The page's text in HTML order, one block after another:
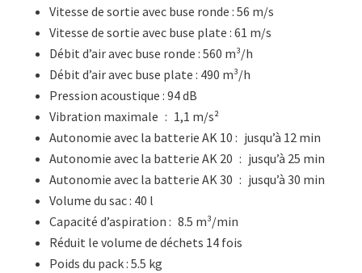
Vitesse de sortie avec buse ronde : 56 m/s
Vitesse de sortie avec buse plate : 61 m/s
Débit d’air avec buse ronde : 560 m³/h
Débit d’air avec buse plate : 490 m³/h
Pression acoustique : 94 dB
Vibration maximale : 1,1 m/s²
Autonomie avec la batterie AK 10 : jusqu’à 12 min
Autonomie avec la batterie AK 20 : jusqu’à 25 min
Autonomie avec la batterie AK 30 : jusqu’à 30 min
Volume du sac : 40 l
Capacité d’aspiration : 8.5 m³/min
Réduit le volume de déchets 14 fois
Poids du pack : 5.5 kg